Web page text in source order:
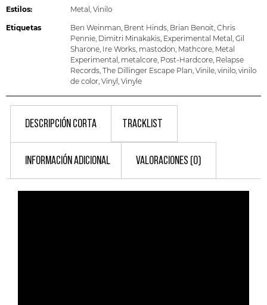
Estilos: Metal Vinilo
Etiquetas Ben Weinman Brent Hinds Brian Benoit Chris
Pennie Dimitri Minakakis Experimental Metal Gil
Sharone Ire Works mastodon Mathcore Metal
Experimental
metalcore Post-Hardcore Relapse
Records The Dillinger Escape Plan Vinile vinilo vinilo
de color Vinyl Vinyle
DESCRIPCIÓN CORTA TRACKLIST
INFORMACIÓN ADICIONAL VALORACIONES (0)